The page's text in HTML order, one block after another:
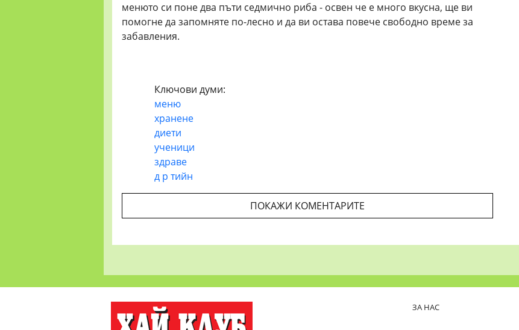
менюто си поне два пъти седмично риба - освен че е много вкусна, ще ви
помогне да запомняте по-лесно и да ви остава повече свободно време за
забавления.
Ключови думи:
меню
хранене
диети
ученици
здраве
д р тийн
ПОКАЖИ КОМЕНТАРИТЕ
ЗА НАС